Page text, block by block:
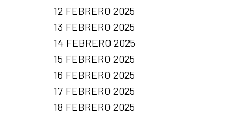
12 FEBRERO 2025
13 FEBRERO 2025
14 FEBRERO 2025
15 FEBRERO 2025
16 FEBRERO 2025
17 FEBRERO 2025
18 FEBRERO 2025